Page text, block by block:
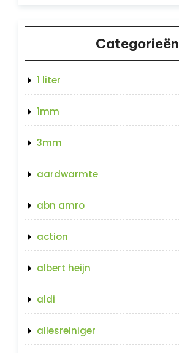
Categorieën
1 liter
1mm
3mm
aardwarmte
abn amro
action
albert heijn
aldi
allesreiniger